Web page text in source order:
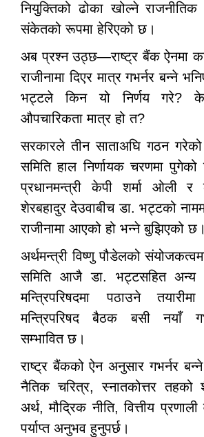
नियुक्तिको ढोका खोल्ने
संकेतको रूपमा हेरिएको छ।
अब प्रश्न उठ्छ—राष्ट्र बैंक ऐनमा
राजीनामा दिएर मात्र गभर्नर बन्ने
भट्टले किन यो निर्णय गरे?
औपचारिकता मात्र हो त?
सरकारले तीन साताअघि गठन गरेको
समिति हाल निर्णायक चरणमा
प्रधानमन्त्री केपी शर्मा ओली र
शेरबहादुर देउवाबीच डा. भट्टको
राजीनामा आएको हो भन्ने बुझिएको छ।
अर्थमन्त्री विष्णु पौडेलको
समिति आजै डा. भट्टसहित अन्य
मन्त्रिपरिषदमा पठाउने
मन्त्रिपरिषद बैठक बसी नयाँ
सम्भावित छ।
राष्ट्र बैंकको ऐन अनुसार गभर्नर
नैतिक चरित्र, स्नातकोत्तर तहको
अर्थ, मौद्रिक नीति, वित्तीय
पर्याप्त अनुभव हुनुपर्छ।